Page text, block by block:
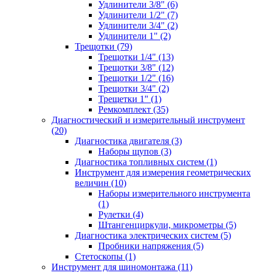
Удлинители 3/8" (6)
Удлинители 1/2" (7)
Удлинители 3/4" (2)
Удлинители 1" (2)
Трещотки (79)
Трещотки 1/4" (13)
Трещотки 3/8" (12)
Трещотки 1/2" (16)
Трещотки 3/4" (2)
Трещетки 1" (1)
Ремкомплект (35)
Диагностический и измерительный инструмент
(20)
Диагностика двигателя (3)
Наборы щупов (3)
Диагностика топливных систем (1)
Инструмент для измерения геометрических
величин (10)
Наборы измерительного инструмента
(1)
Рулетки (4)
Штангенциркули, микрометры (5)
Диагностика электрических систем (5)
Пробники напряжения (5)
Стетоскопы (1)
Инструмент для шиномонтажа (11)